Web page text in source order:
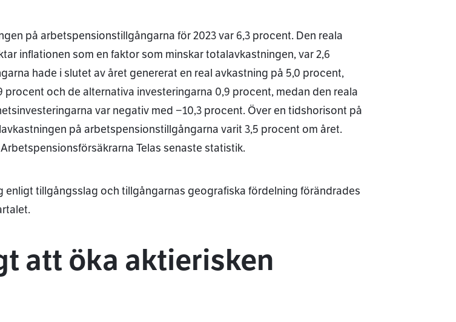
på arbetspensionstillgångarna för 2023 var 6,3 procent. Den reala
inflationen som en faktor som minskar totalavkastningen, var 2,6
hade i slutet av året genererat en real avkastning på 5,0 procent,
procent och de alternativa investeringarna 0,9 procent, medan den reala
var negativ med −10,3 procent. Över en tidshorisont på
på arbetspensionstillgångarna varit 3,5 procent om året.
Telas senaste statistik.
enligt tillgångsslag och tillgångarnas geografiska fördelning förändrades
att öka aktierisken